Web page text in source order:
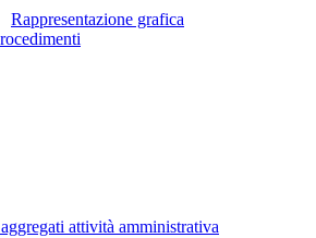
Rappresentazione grafica
attività amministrativa